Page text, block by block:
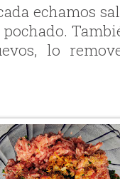
echamos
lo